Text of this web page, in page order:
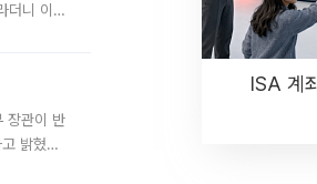
더니 이제
장관이 반
밝혔다.
ISA 계